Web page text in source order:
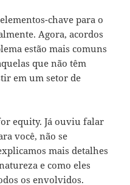
chave para o
Agora, acordos
estão mais comuns
que não têm
em um setor de
equity. Já ouviu falar
você, não se
mais detalhes
e como eles
os envolvidos.